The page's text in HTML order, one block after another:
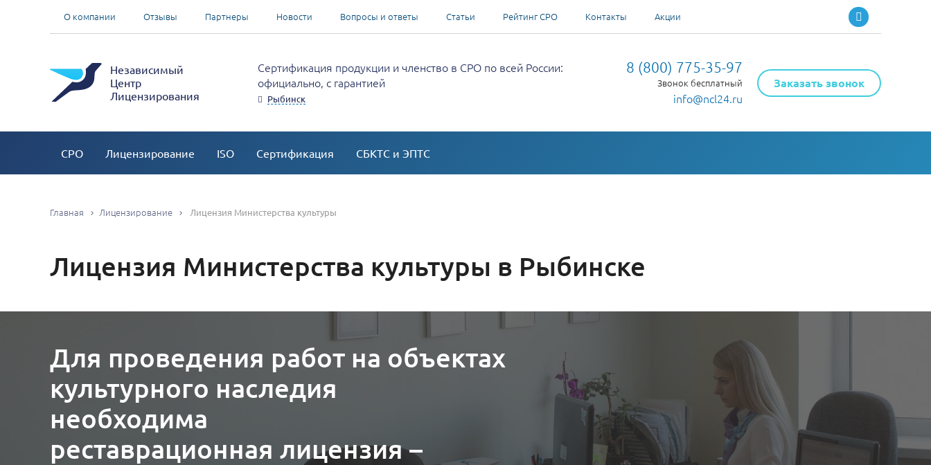
О компании Отзывы Партнеры Новости Вопросы и ответы Статьи Рейтинг СРО Контакты Акции
Независимый
Центр
Лицензирования
Сертификация продукции и членство в СРО по всей России:
официально, с гарантией
Рыбинск
8 (800) 775-35-97
Звонок бесплатный
info@ncl24.ru
Заказать звонок
СРО Лицензирование ISO Сертификация СБКТС и ЭПТС
Главная Лицензирование Лицензия Министерства культуры
Лицензия Министерства культуры в Рыбинске
Для проведения работ на объектах
культурного наследия
необходима
реставрационная лицензия –